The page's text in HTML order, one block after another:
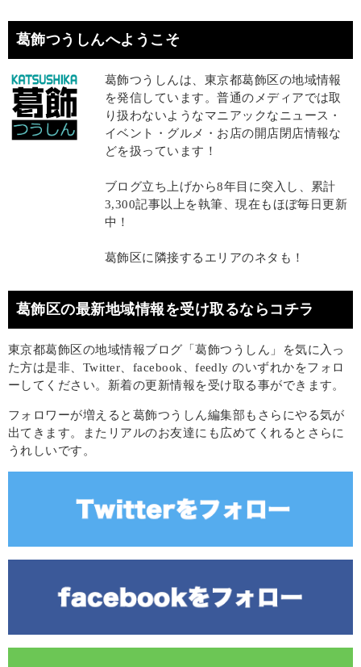
葛飾つうしんへようこそ
葛飾つうしんは、東京都葛飾区の地域情報
を発信しています。普通のメディアでは取
り扱わないようなマニアックなニュース・
イベント・グルメ・お店の開店閉店情報な
どを扱っています！
ブログ立ち上げから8年目に突入し、累計
3,300記事以上を執筆、現在もほぼ毎日更新
中！
葛飾区に隣接するエリアのネタも！
葛飾区の最新地域情報を受け取るならコチラ
東京都葛飾区の地域情報ブログ「葛飾つうしん」を気に入っ
た方は是非、Twitter、facebook、feedly のいずれかをフォロ
ーしてください。新着の更新情報を受け取る事ができます。
フォロワーが増えると葛飾つうしん編集部もさらにやる気が
出てきます。またリアルのお友達にも広めてくれるとさらに
うれしいです。